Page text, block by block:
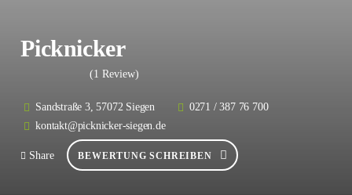
Picknicker
(1 Review)
Sandstraße 3, 57072 Siegen
0271 / 387 76 700
kontakt@picknicker-siegen.de
Share BEWERTUNG SCHREIBEN